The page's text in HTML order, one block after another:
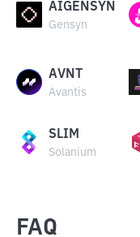
AIGENSYN
Gensyn
AVNT
Avantis
SLIM
Solanium
FAQ